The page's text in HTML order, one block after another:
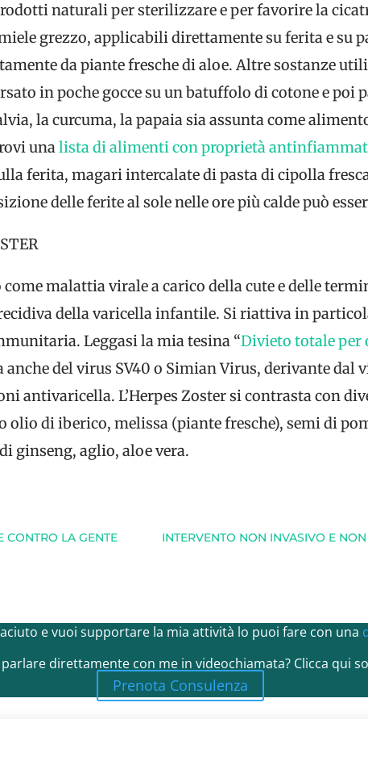
naturali per sterilizzare e per favorire la
grezzo, applicabili direttamente su ferita e su
da piante fresche di aloe. Altre sostanze
in poche gocce su un batuffolo di cotone e poi
la curcuma, la papaia sia assunta come
unalista di alimenti con proprietà
ferita, magari intercalate di pasta di cipolla
delle ferite al sole nelle ore più calde può
malattia virale a carico della cute e delle
della varicella infantile. Si riattiva in
Leggasi la mia tesina “Divieto totale per
anche del virus SV40 o Simian Virus, derivante dal
antivaricella. L’Herpes Zoster si contrasta con
olio di iberico, melissa (piante fresche), semi di
ginseng, aglio, aloe vera.
CONTRO LA GENTE INTERVENTO NON INVASIVO E
e vuoi supportare la mia attività lo puoi fare con una
direttamente con me in videochiamata? Clicca qui
Prenota Consulenza